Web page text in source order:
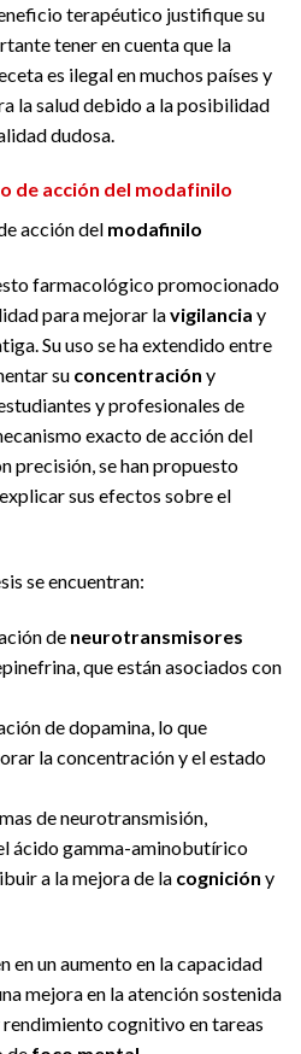
terapéutico justifique su
tener en cuenta que la
es ilegal en muchos países y
la salud debido a la posibilidad
dudosa.
de acción del modafinilo
acción del modafinilo
farmacológico promocionado
para mejorar lavigilancia y
Su uso se ha extendido entre
su concentración y
y profesionales de
exacto de acción del
precisión, se han propuesto
sus efectos sobre el
se encuentran:
de neurotransmisores
que están asociados con
de dopamina, lo que
la concentración y el estado
de neurotransmisión,
ácido gamma-aminobutírico
a la mejora de la cognición y
en un aumento en la capacidad
mejora en la atención sostenida
cognitivo en tareas